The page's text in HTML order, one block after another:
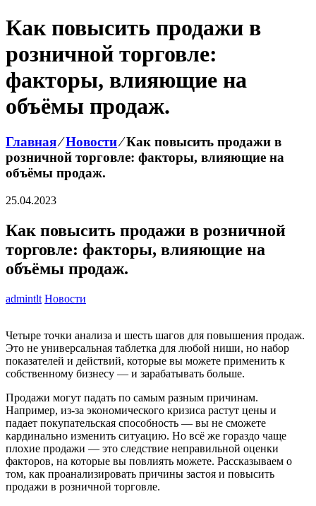
Как повысить продажи в
розничной торговле:
факторы, влияющие на
объёмы продаж.
Главная⁄Новости⁄Как повысить продажи в
розничной торговле: факторы, влияющие на
объёмы продаж.
25.04.2023
Как повысить продажи в розничной
торговле: факторы, влияющие на
объёмы продаж.
admintlt Новости
Четыре точки анализа и шесть шагов для повышения продаж.
Это не универсальная таблетка для любой ниши, но набор
показателей и действий, которые вы можете применить к
собственному бизнесу — и зарабатывать больше.
Продажи могут падать по самым разным причинам.
Например, из-за экономического кризиса растут цены и
падает покупательская способность — вы не сможете
кардинально изменить ситуацию. Но всё же гораздо чаще
плохие продажи — это следствие неправильной оценки
факторов, на которые вы повлиять можете. Рассказываем о
том, как проанализировать причины застоя и повысить
продажи в розничной торговле.